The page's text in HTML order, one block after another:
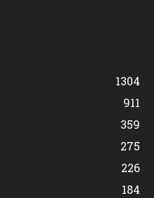
1304
911
359
275
226
184